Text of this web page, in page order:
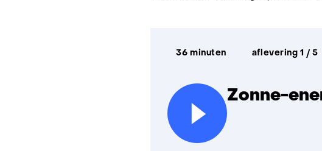
Afspeelduur:
36 minuten aflevering 1 / 5
Zonne-